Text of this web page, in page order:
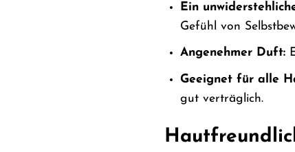
Ein
Gefühl von
Angenehmer Duft:
Geeignet für alle
gut verträglich.